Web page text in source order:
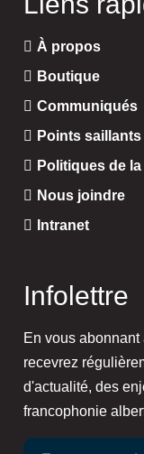
À propos
Boutique
Communiqués
Points saillants
Politiques de
Nous joindre
Intranet
Infolettre
En vous
recevrez
d'actualité, des
francophonie